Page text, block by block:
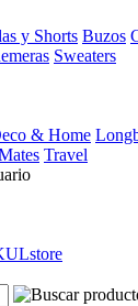
y Shorts Buzos
Sweaters
& Home
Travel